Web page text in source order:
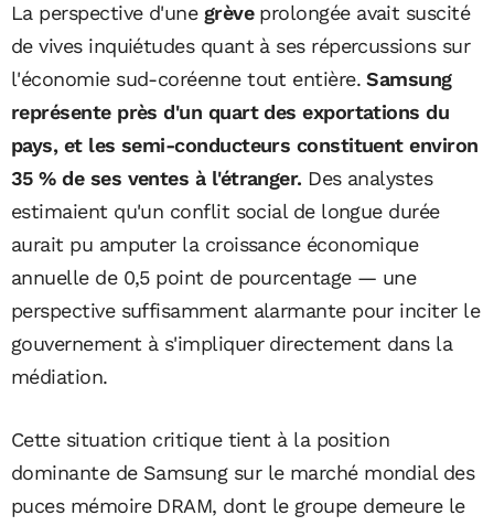
La perspective d'une grèveprolongée avait suscité
de vives inquiétudes quant à ses répercussions sur
l'économie sud-coréenne tout entière.Samsung
représente près d'un quart des exportations du
pays, et les semi-conducteurs constituent environ
35 % de ses ventes à l'étranger. Des analystes
estimaient qu'un conflit social de longue durée
aurait pu amputer la croissance économique
annuelle de 0,5 point de pourcentage — une
perspective suffisamment alarmante pour inciter le
gouvernement à s'impliquer directement dans la
médiation.
Cette situation critique tient à la position
dominante de Samsung sur le marché mondial des
puces mémoire DRAM, dont le groupe demeure le